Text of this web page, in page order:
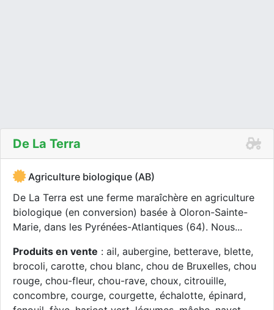
De La Terra
Agriculture biologique (AB)
De La Terra est une ferme maraîchère en agriculture
biologique (en conversion) basée à Oloron-Sainte-
Marie, dans les Pyrénées-Atlantiques (64). Nous...
Produits en vente : ail, aubergine, betterave, blette,
brocoli, carotte, chou blanc, chou de Bruxelles, chou
rouge, chou-fleur, chou-rave, choux, citrouille,
concombre, courge, courgette, échalotte, épinard,